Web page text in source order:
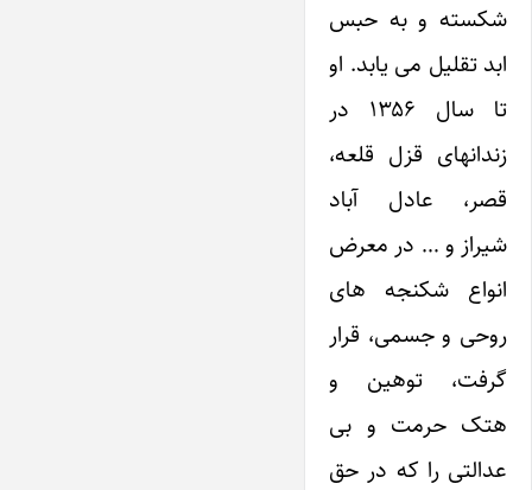
شکسته و به حبس
ابد تقلیل می یابد. او
تا سال ۱۳۵۶ در
زندانهای قزل قلعه،
قصر، عادل آباد
شیراز و … در معرض
انواع شکنجه های
روحی و جسمی، قرار
گرفت، توهین و
هتک حرمت و بی
عدالتی را که در حق